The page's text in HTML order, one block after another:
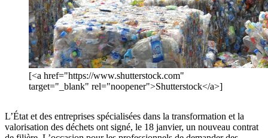
[<a href="https://www.shutterstock.com"
target="_blank" rel="noopener">Shutterstock</a>]
L’État et des entreprises spécialisées dans la transformation et la
valorisation des déchets ont signé, le 18 janvier, un nouveau contrat